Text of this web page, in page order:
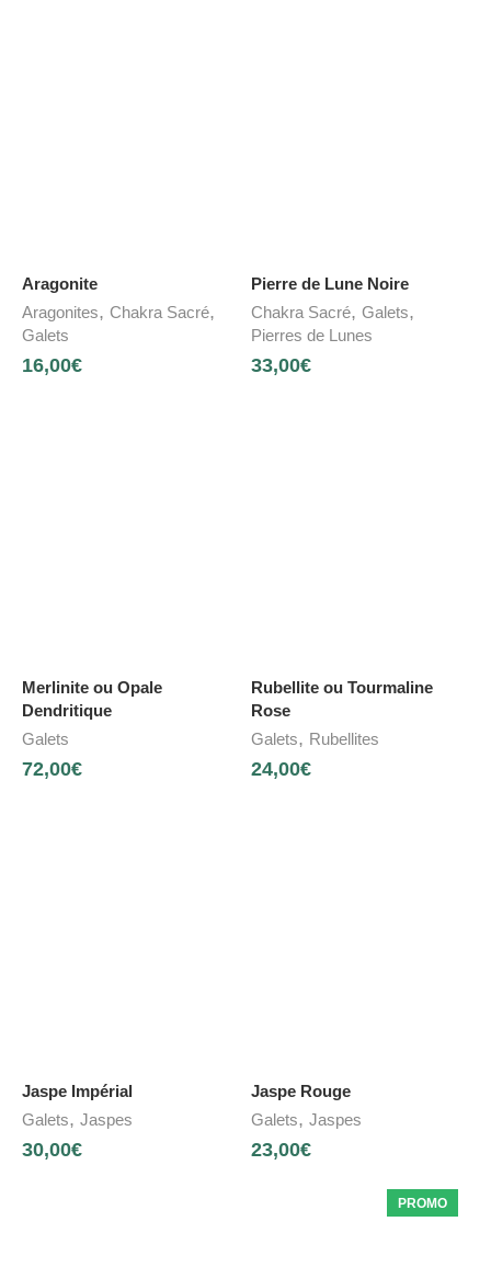
Aragonite
Aragonites, Chakra Sacré,
Galets
16,00€
Pierre de Lune Noire
Chakra Sacré, Galets,
Pierres de Lunes
33,00€
Merlinite ou Opale
Dendritique
Galets
72,00€
Rubellite ou Tourmaline
Rose
Galets, Rubellites
24,00€
Jaspe Impérial
Galets, Jaspes
30,00€
Jaspe Rouge
Galets, Jaspes
23,00€
PROMO